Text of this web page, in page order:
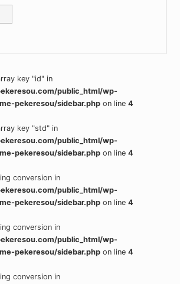
key "id" in
public_html/wp-
pekeresou/sidebar.php on line4
key "std" in
public_html/wp-
pekeresou/sidebar.php on line4
conversion in
public_html/wp-
pekeresou/sidebar.php on line4
conversion in
public_html/wp-
pekeresou/sidebar.php on line4
conversion in